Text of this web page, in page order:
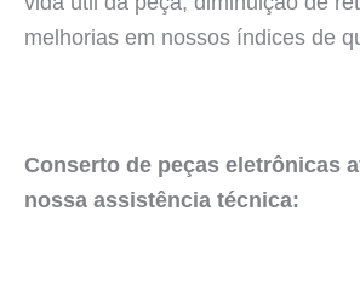
melhorias em nossos índices de
Conserto de peças eletrônicas
nossa assistência técnica: